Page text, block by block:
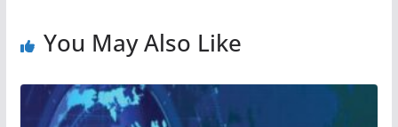
You May Also Like